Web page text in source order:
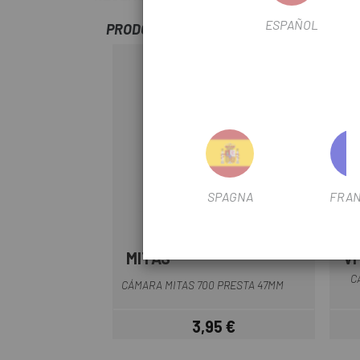
PRODOTTI SIMILI
MITAS
CÁMARA MITAS 700 PRESTA 47MM
Prezzo
3,95 €
ESPAÑOL
SPAGNA